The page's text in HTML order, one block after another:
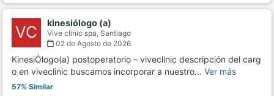
VC kinesiólogo (a)
Vive clinic spa, Santiago
02 de Agosto de 2026
KinesiÓlogo(a) postoperatorio – viveclinic descripción del carg
o en viveclinic buscamos incorporar a nuestro… Ver más
57% Similar